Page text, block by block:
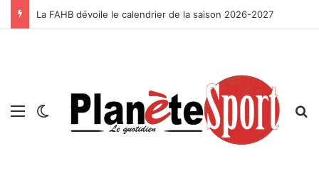
La FAHB dévoile le calendrier de la saison 2026-2027
Menu Switch skin